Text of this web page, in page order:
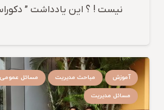
نیست ! ؟ این یادداشت ”
آموزش مباحث مدیریت
مسائل عمومی
مسائل مدیریت